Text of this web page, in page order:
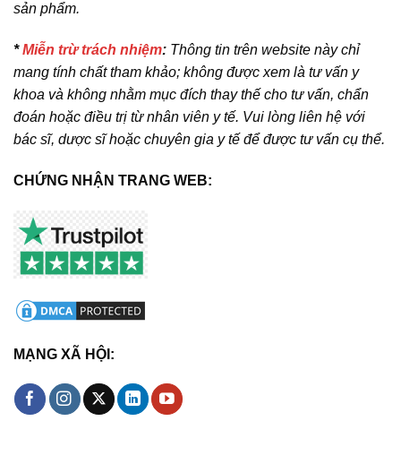
sản phẩm.
*Miễn trừ trách nhiệm: Thông tin trên website này chỉ
mang tính chất tham khảo; không được xem là tư vấn y
khoa và không nhằm mục đích thay thế cho tư vấn, chẩn
đoán hoặc điều trị từ nhân viên y tế. Vui lòng liên hệ với
bác sĩ, dược sĩ hoặc chuyên gia y tế để được tư vấn cụ thể.
CHỨNG NHẬN TRANG WEB:
MẠNG XÃ HỘI: